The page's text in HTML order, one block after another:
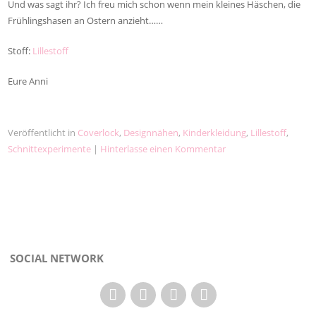
Und was sagt ihr? Ich freu mich schon wenn mein kleines Häschen, die
Frühlingshasen an Ostern anzieht……
Stoff: Lillestoff
Eure Anni
Veröffentlicht in Coverlock, Designnähen, Kinderkleidung, Lillestoff,
Schnittexperimente | Hinterlasse einen Kommentar
SOCIAL NETWORK